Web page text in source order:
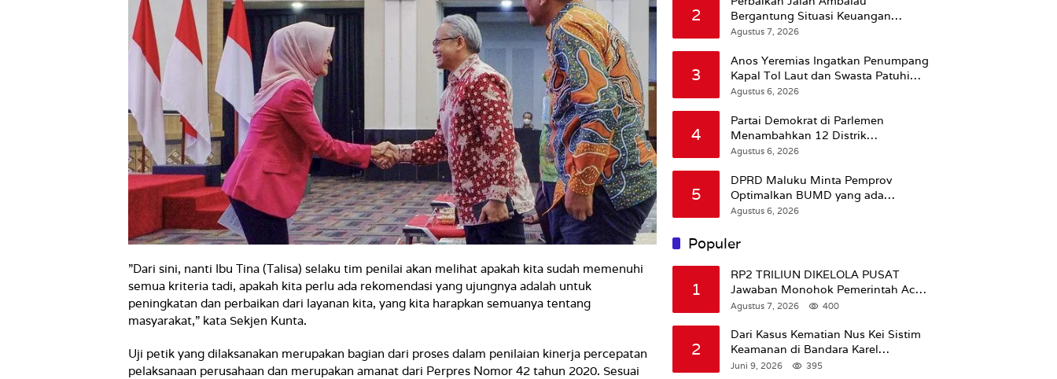
”Dari sini, nanti Ibu Tina (Talisa) selaku tim penilai akan melihat apakah kita sudah memenuhi
semua kriteria tadi, apakah kita perlu ada rekomendasi yang ujungnya adalah untuk
peningkatan dan perbaikan dari layanan kita, yang kita harapkan semuanya tentang
masyarakat,” kata Sekjen Kunta.
Uji petik yang dilaksanakan merupakan bagian dari proses dalam penilaian kinerja percepatan
pelaksanaan perusahaan dan merupakan amanat dari Perpres Nomor 42 tahun 2020. Sesuai
2
Bergantung Situasi Keuangan
Pemprov Maluku
Agustus 7, 2026
3
Anos Yeremias Ingatkan Penumpang
Kapal Tol Laut dan Swasta Patuhi
Peringatan BMKG
Agustus 6, 2026
4
Partai Demokrat di Parlemen
Menambahkan 12 Distrik
Pendukung Trump
Agustus 6, 2026
5
DPRD Maluku Minta Pemprov
Optimalkan BUMD yang ada
Ketimbang Menambah Baru
Agustus 6, 2026
Populer
1
RP2 TRILIUN DIKELOLA PUSAT
Jawaban Monohok Pemerintah Aceh
Usai Disorot Mentan Amran Soal
Agustus 7, 2026 400
2
Dari Kasus Kematian Nus Kei Sistim
Keamanan di Bandara Karel
Sadsuitubun Langgur
Juni 9, 2026 395